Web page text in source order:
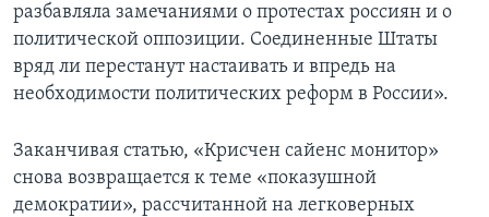
разбавляла замечаниями о протестах россиян и о
политической оппозиции. Соединенные Штаты
вряд ли перестанут настаивать и впредь на
необходимости политических реформ в России».
Заканчивая статью, «Крисчен сайенс монитор»
снова возвращается к теме «показушной
демократии», рассчитанной на легковерных